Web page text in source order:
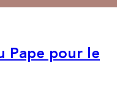
Pape pour le